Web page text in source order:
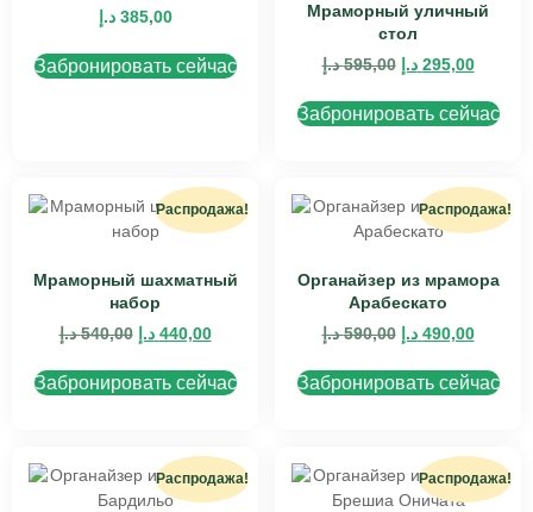
385,00 د.إ
Забронировать сейчас
Мраморный уличный
стол
595,00 د.إ 295,00 د.إ
Забронировать сейчас
Распродажа!
Мраморный шахматный
набор
540,00 د.إ 440,00 د.إ
Забронировать сейчас
Распродажа!
Органайзер из мрамора
Арабескато
590,00 د.إ 490,00 د.إ
Забронировать сейчас
Распродажа! Распродажа!